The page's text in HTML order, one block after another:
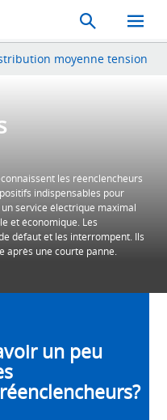
Search
Toggle
Mobile
Menu
moyenne tension
les réenclencheurs
indispensables pour
service électrique maximal
et économique. Les
défaut et les interrompent. Ils
après une courte panne.
un peu